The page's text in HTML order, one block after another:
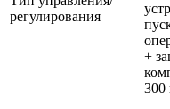
регулирования
+
300